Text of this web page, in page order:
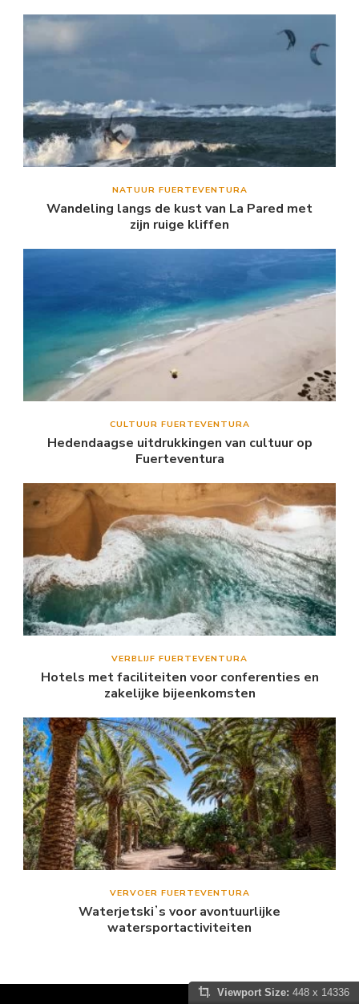
NATUUR FUERTEVENTURA
Wandeling langs de kust van La Pared met
zijn ruige kliffen
CULTUUR FUERTEVENTURA
Hedendaagse uitdrukkingen van cultuur op
Fuerteventura
VERBLIJF FUERTEVENTURA
Hotels met faciliteiten voor conferenties en
zakelijke bijeenkomsten
VERVOER FUERTEVENTURA
Waterjetskiʼs voor avontuurlijke
watersportactiviteiten
Viewport Size: 448 x 14336